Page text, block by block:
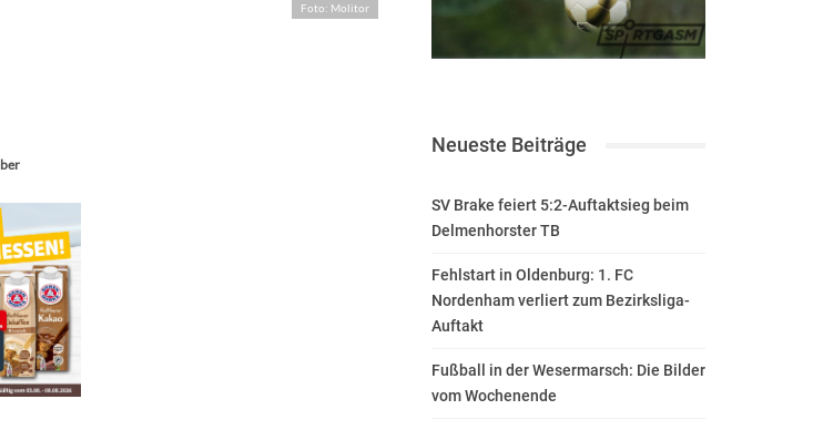
Foto: Molitor
Neueste Beiträge
SV Brake feiert 5:2-Auftaktsieg beim
Delmenhorster TB
Fehlstart in Oldenburg: 1. FC
Nordenham verliert zum Bezirksliga-
Auftakt
Fußball in der Wesermarsch: Die Bilder
vom Wochenende